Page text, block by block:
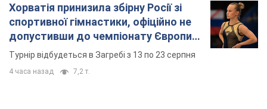
Хорватія принизила збірну Росії зі
спортивної гімнастики, офіційно не
допустивши до чемпіонату Європи
основних спортсменів
Турнір відбудеться в Загребі з 13 по 23 серпня
4 часа назад 7,2 т.